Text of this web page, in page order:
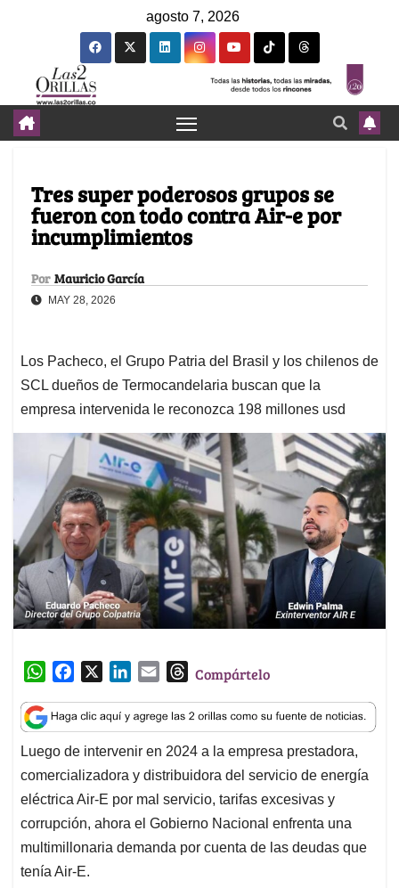
agosto 7, 2026
Tres super poderosos grupos se
fueron con todo contra Air-e por
incumplimientos
Por Mauricio García
MAY 28, 2026
Los Pacheco, el Grupo Patria del Brasil y los chilenos de
SCL dueños de Termocandelaria buscan que la
empresa intervenida le reconozca 198 millones usd
W
a
t
s
A
p
p
c
e
b
o
o
k
n
k
e
d
I
n
a
i
l
T
r
e
a
d
s
Compártelo
Luego de intervenir en 2024 a la empresa prestadora,
comercializadora y distribuidora del servicio de energía
eléctrica Air-E por mal servicio, tarifas excesivas y
corrupción, ahora el Gobierno Nacional enfrenta una
multimillonaria demanda por cuenta de las deudas que
tenía Air-E.